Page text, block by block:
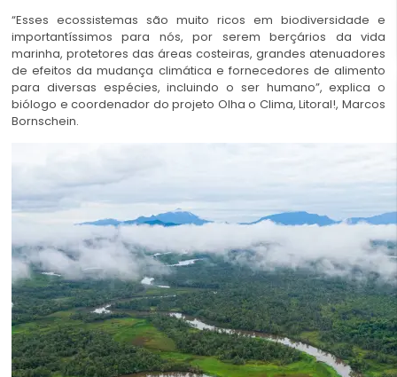
“Esses ecossistemas são muito ricos em biodiversidade e
importantíssimos para nós, por serem berçários da vida
marinha, protetores das áreas costeiras, grandes atenuadores
de efeitos da mudança climática e fornecedores de alimento
para diversas espécies, incluindo o ser humano”, explica o
biólogo e coordenador do projeto Olha o Clima, Litoral!, Marcos
Bornschein.